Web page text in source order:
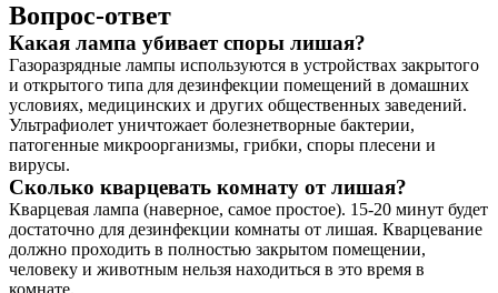
Вопрос-ответ
Какая лампа убивает споры лишая?
Газоразрядные лампы используются в устройствах закрытого
и открытого типа для дезинфекции помещений в домашних
условиях, медицинских и других общественных заведений.
Ультрафиолет уничтожает болезнетворные бактерии,
патогенные микроорганизмы, грибки, споры плесени и
вирусы.
Сколько кварцевать комнату от лишая?
Кварцевая лампа (наверное, самое простое). 15-20 минут будет
достаточно для дезинфекции комнаты от лишая. Кварцевание
должно проходить в полностью закрытом помещении,
человеку и животным нельзя находиться в это время в
комнате.